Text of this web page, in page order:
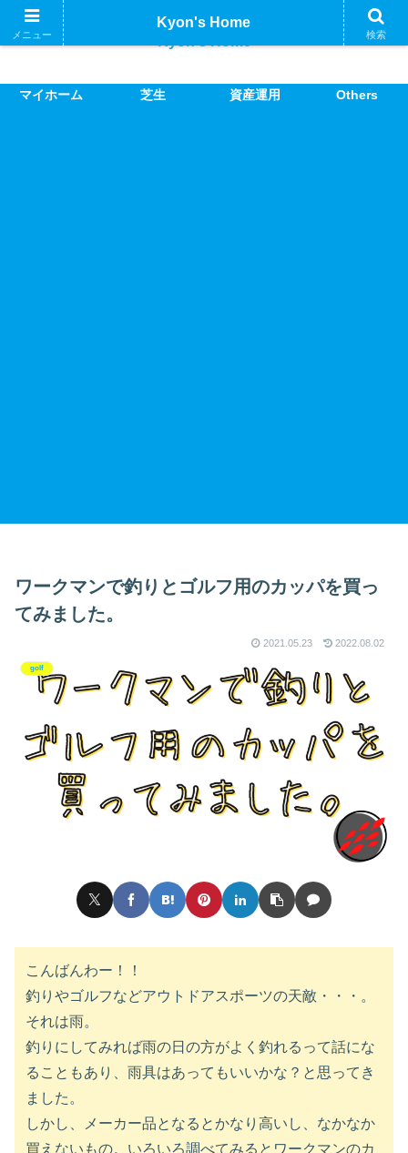
マイホーム 芝生 資産運用 Others
ワークマンで釣りとゴルフ用のカッパを買っ
てみました。
2021.05.23 2022.08.02
golf
こんばんわー！！
釣りやゴルフなどアウトドアスポーツの天敵・・・。
それは雨。
釣りにしてみれば雨の日の方がよく釣れるって話にな
ることもあり、雨具はあってもいいかな？と思ってき
ました。
しかし、メーカー品となるとかなり高いし、なかなか
買えないもの。いろいろ調べてみるとワークマンのカ
メニュー
Kyon's Home
検索